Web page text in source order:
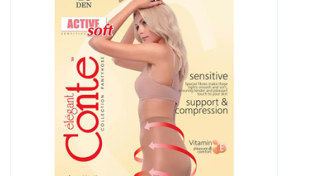
Личная гигиена
Парфюмерия
Товары для дома
Колготки и чулки
Для губ
Губные помады
Блески для губ
Карандаши для губ
Для бровей
Тушь для бровей
Карандаши и лайнеры для бровей